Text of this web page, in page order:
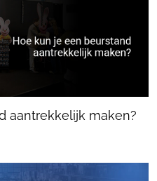
aantrekkelijk maken?